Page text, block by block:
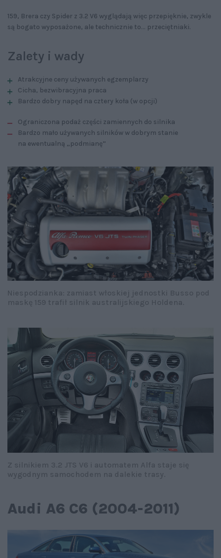
159, Brera czy Spider z 3.2 V6 wyglądają więc przepięknie, zwykle
są bogato wyposażone, ale technicznie to... przeciętniaki.
Zalety i wady
Atrakcyjne ceny używanych egzemplarzy
Cicha, bezwibracyjna praca
Bardzo dobry napęd na cztery koła (w opcji)
Ograniczona podaż części zamiennych do silnika
Bardzo mało używanych silników w dobrym stanie
na ewentualną „podmianę”
Audi A6 C6 (2004-2011)